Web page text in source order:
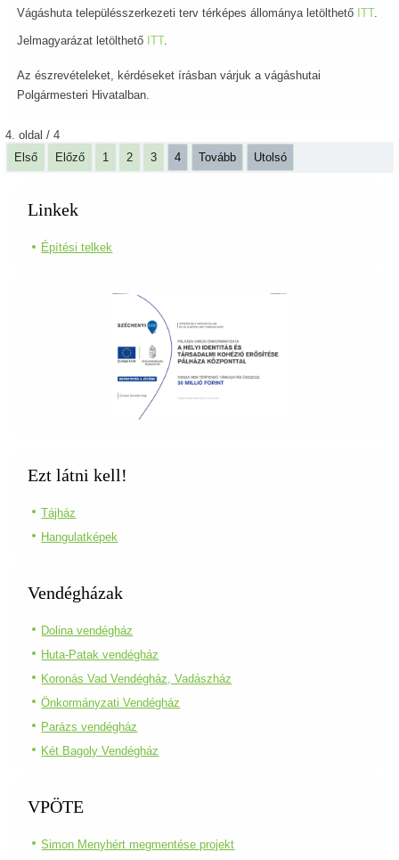
Vágáshuta településszerkezeti terv térképes állománya letölthető ITT.
Jelmagyarázat letölthető ITT.
Az észrevételeket, kérdéseket írásban várjuk a vágáshutai
Polgármesteri Hivatalban.
4. oldal / 4
Első
Előző 1 2 3 4 Tovább Utolsó
Linkek
Építési telkek
Ezt látni kell!
Tájház
Hangulatképek
Vendégházak
Dolina vendégház
Huta-Patak vendégház
Koronás Vad Vendégház, Vadászház
Önkormányzati Vendégház
Parázs vendégház
Két Bagoly Vendégház
VPÖTE
Simon Menyhért megmentése projekt